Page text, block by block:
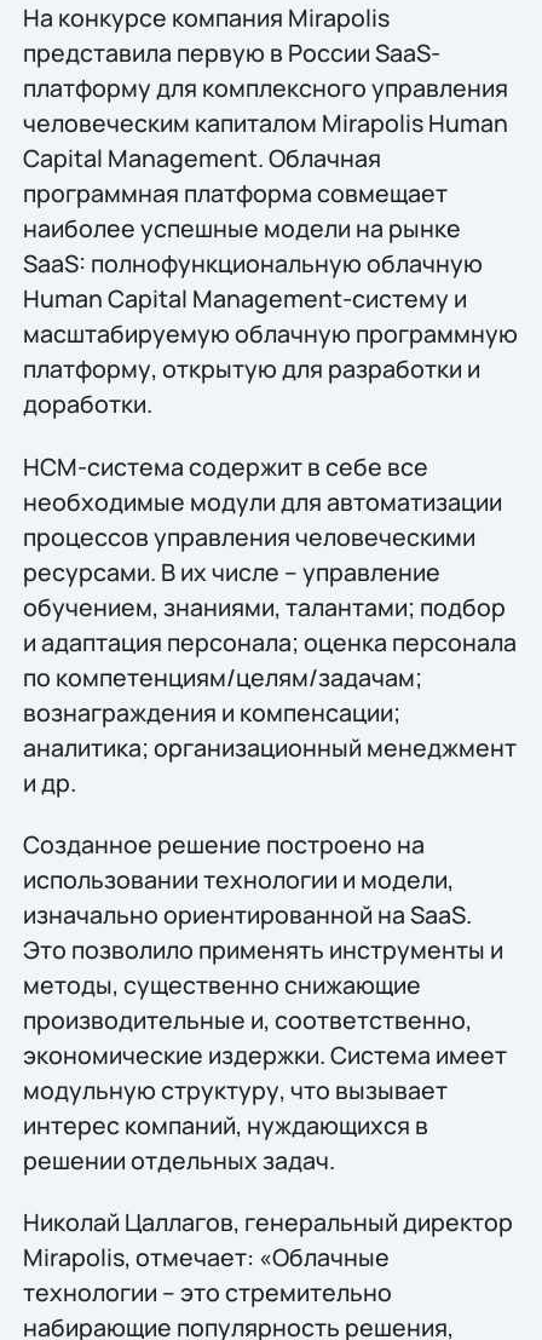
На конкурсе компания Mirapolis
представила первую в России SaaS-
платформу для комплексного управления
человеческим капиталом Mirapolis Human
Capital Management. Облачная
программная платформа совмещает
наиболее успешные модели на рынке
SaaS: полнофункциональную облачную
Human Capital Management-систему и
масштабируемую облачную программную
платформу, открытую для разработки и
доработки.
HCM-система содержит в себе все
необходимые модули для автоматизации
процессов управления человеческими
ресурсами. В их числе – управление
обучением, знаниями, талантами; подбор
и адаптация персонала; оценка персонала
по компетенциям/целям/задачам;
вознаграждения и компенсации;
аналитика; организационный менеджмент
и др.
Созданное решение построено на
использовании технологии и модели,
изначально ориентированной на SaaS.
Это позволило применять инструменты и
методы, существенно снижающие
производительные и, соответственно,
экономические издержки. Система имеет
модульную структуру, что вызывает
интерес компаний, нуждающихся в
решении отдельных задач.
Николай Цаллагов, генеральный директор
Mirapolis, отмечает: «Облачные
технологии – это стремительно
набирающие популярность решения,